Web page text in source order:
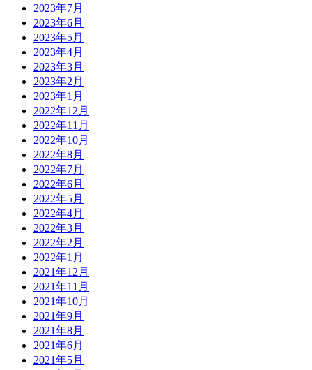
2023年7月
2023年6月
2023年5月
2023年4月
2023年3月
2023年2月
2023年1月
2022年12月
2022年11月
2022年10月
2022年8月
2022年7月
2022年6月
2022年5月
2022年4月
2022年3月
2022年2月
2022年1月
2021年12月
2021年11月
2021年10月
2021年9月
2021年8月
2021年6月
2021年5月